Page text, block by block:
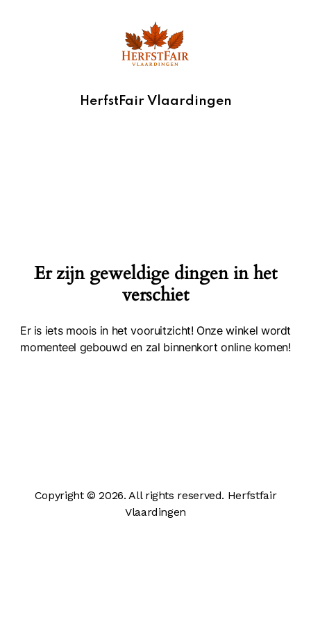
HerfstFair Vlaardingen
Er zijn geweldige dingen in het
verschiet
Er is iets moois in het vooruitzicht! Onze winkel wordt
momenteel gebouwd en zal binnenkort online komen!
Copyright © 2026. All rights reserved. Herfstfair
Vlaardingen